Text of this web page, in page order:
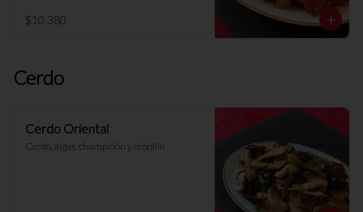
$10.380
Cerdo
Cerdo Oriental
Cerdo, algas, champiñón y cebollín